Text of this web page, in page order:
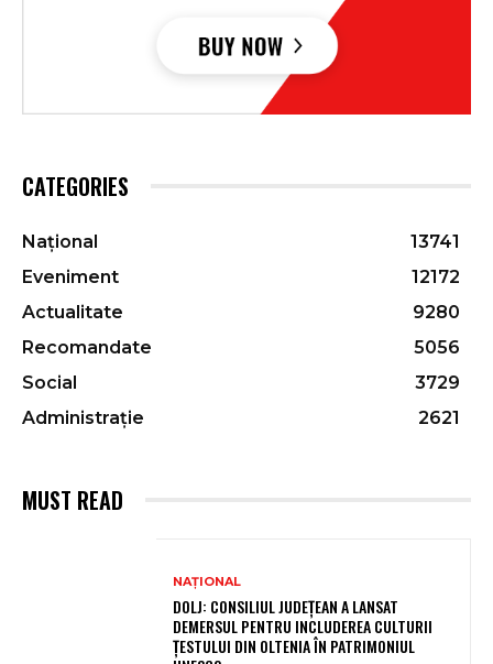
CATEGORIES
Național
13741
Eveniment
12172
Actualitate
9280
Recomandate
5056
Social
3729
Administrație
2621
MUST READ
NAȚIONAL
DOLJ: CONSILIUL JUDEȚEAN A LANSAT
DEMERSUL PENTRU INCLUDEREA CULTURII
ȚESTULUI DIN OLTENIA ÎN PATRIMONIUL